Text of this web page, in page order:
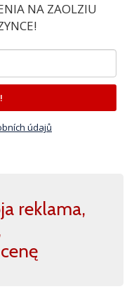
NA ZAOLZIU
údajů
reklama,